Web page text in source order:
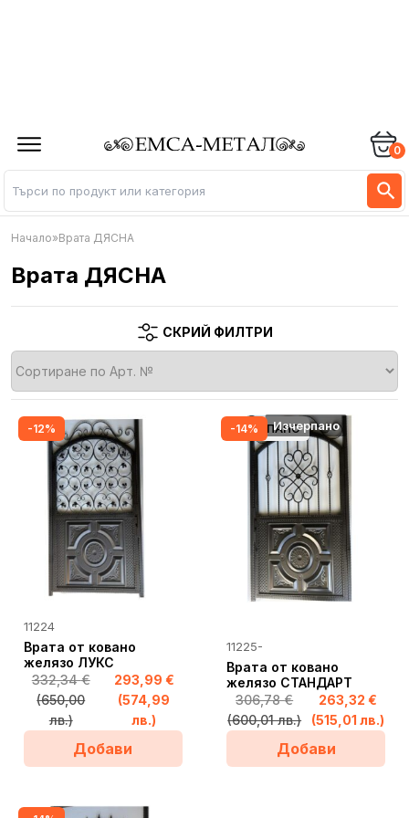
0
Начало»Врата ДЯСНА
Врата ДЯСНА
СКРИЙ ФИЛТРИ
-12%
11224
Врата от ковано
желязо ЛУКС
332,34€
(650,00
лв.)
293,99 €
(574,99
лв.)
Добави
This
product
has
multiple
variants.
The
ИЗЧЕРПАНОИзчерпано
-14%
11225-
Врата от ковано
желязо СТАНДАРТ
306,78€
(600,01 лв.)
263,32 €
(515,01 лв.)
Добави
This
product
has
multiple
variants.
options